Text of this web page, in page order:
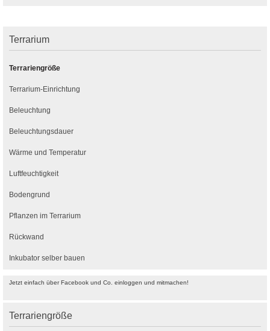
Jetzt einfach über Facebook und Co. einloggen und mitmachen!
Terrariengröße
Terrarium
Terrariengröße
Terrarium-Einrichtung
Beleuchtung
Beleuchtungsdauer
Wärme und Temperatur
Luftfeuchtigkeit
Bodengrund
Pflanzen im Terrarium
Rückwand
Inkubator selber bauen